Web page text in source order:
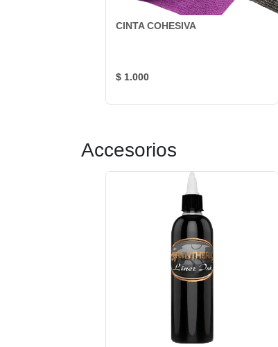
CINTA COHESIVA
$ 1.000
Accesorios